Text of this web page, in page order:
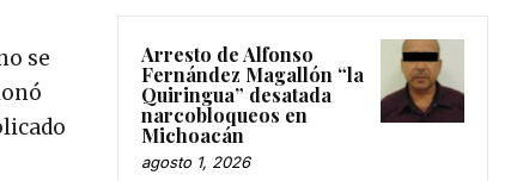
se
Arresto de Alfonso
Fernández Magallón “la
Quiringua” desatada
narcobloqueos en
Michoacán
agosto 1, 2026